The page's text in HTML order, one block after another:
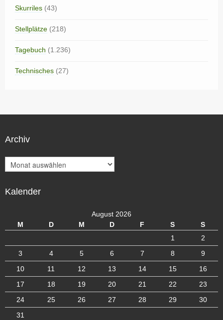
Skurriles (43)
Stellplätze (218)
Tagebuch (1.236)
Technisches (27)
Archiv
r
h
Kalender
August 2026
M
D M D F S
S
1
2
3
4 5 6 7 8
9
10
11 12 13 14 15
16
17
18 19 20 21 22
23
24
25 26 27 28 29
30
31